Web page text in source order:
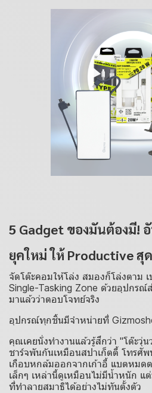
5 Gadget ของมันต้องมี!
ยุคใหม่ ให้ Productive สุ
จัดโต๊ะคอมให้โล่ง สมองก็โล่งตาม
Single-Tasking Zone ด้วยอุปกรณ์
มาแล้วว่าตอบโจทย์จริง
อุปกรณ์ทุกชิ้นมีจำหน่ายที่
คุณเคยนั่งทำงานแล้วรู้สึกว่า "โต๊ะวุ่
ชาร์จพันกันเหมือนสปาเก็ตตี้ โทรศั
เกือบหกล้มออกจากเก้าอี้ แบตหม
เล็กๆ เหล่านี้ดูเหมือนไม่มีน้ำหนัก
ที่ทำลายสมาธิได้อย่างไม่ทันตั้งตัว